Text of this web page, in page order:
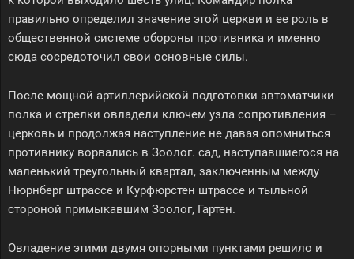
правильно определил значение этой церкви и ее роль в
общественной системе обороны противника и именно
сюда сосредоточил свои основные силы.
После мощной артиллерийской подготовки автоматчики
полка и стрелки овладели ключем узла сопротивления –
церковь и продолжая наступление не давая опомниться
противнику ворвались в Зоолог. сад, наступавшиегося на
маленький треугольный квартал, заключенным между
Нюрнберг штрассе и Курфюрстен штрассе и тыльной
стороной примыкавшим Зоолог, Гартен.
Овладение этими двумя опорными пунктами решило и